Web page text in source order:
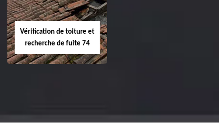
Vérification de toiture et
recherche de fuite 74